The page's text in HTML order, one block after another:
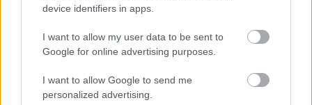
device identifiers in apps.
I want to allow my user data to be sent to
Google for online advertising purposes.
I want to allow Google to send me
personalized advertising.
BÉRLETTEL A ZENEAKADÉMIÁRA